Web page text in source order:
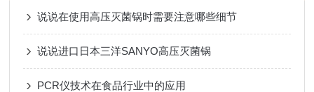
说说在使用高压灭菌锅时需要注意哪些细节
说说进口日本三洋SANYO高压灭菌锅
PCR仪技术在食品行业中的应用